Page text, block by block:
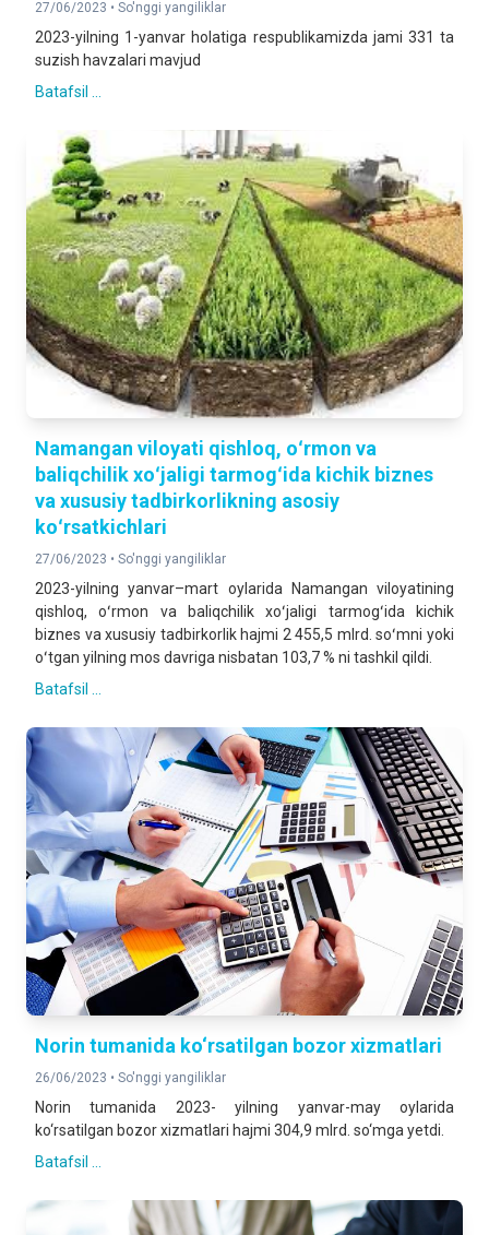
27/06/2023 • So'nggi yangiliklar
2023-yilning 1-yanvar holatiga respublikamizda jami 331 ta
suzish havzalari mavjud
Batafsil ...
Namangan viloyati qishloq, oʻrmon va
baliqchilik xoʻjaligi tarmogʻida kichik biznes
va xususiy tadbirkorlikning asosiy
koʻrsatkichlari
27/06/2023 • So'nggi yangiliklar
2023-yilning yanvar–mart oylarida Namangan viloyatining
qishloq, oʻrmon va baliqchilik xoʻjaligi tarmogʻida kichik
biznes va xususiy tadbirkorlik hajmi 2 455,5 mlrd. soʻmni yoki
oʻtgan yilning mos davriga nisbatan 103,7 % ni tashkil qildi.
Batafsil ...
Norin tumanida ko‘rsatilgan bozor xizmatlari
26/06/2023 • So'nggi yangiliklar
Norin tumanida 2023- yilning yanvar-may oylarida
ko‘rsatilgan bozor xizmatlari hajmi 304,9 mlrd. so‘mga yetdi.
Batafsil ...